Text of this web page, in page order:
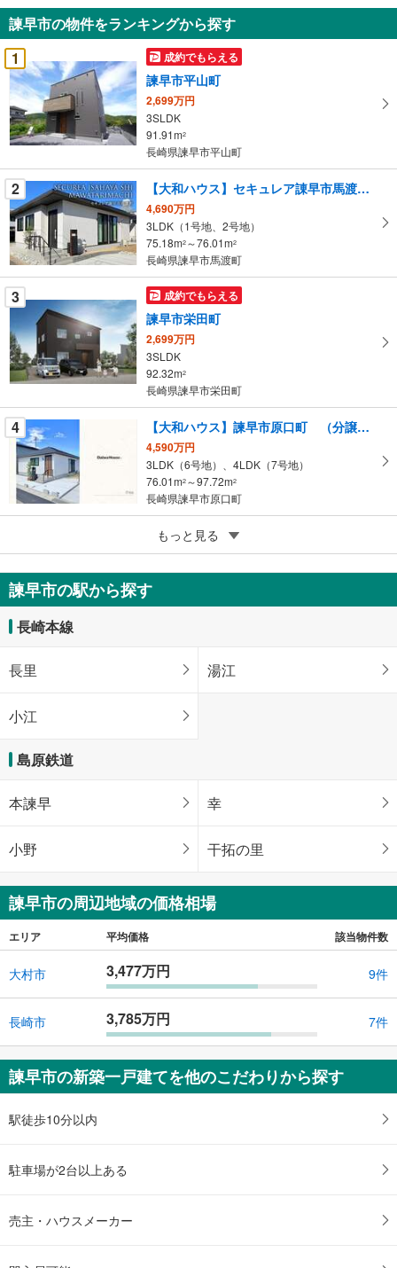
知
を
受
け
取
る
・
条
件
を
マ
イ
ペ
ー
ジ
に
保
存
す
る
諫早市の物件をランキングから探す
1
成約でもらえる
諫早市平山町
2,699万円
3SLDK
91.91m2
長崎県諫早市平山町
2 【大和ハウス】セキュレア諌早市馬渡町（分譲住宅）
4,690万円
3LDK（1号地、2号地）
75.18m2 ～76.01m2
長崎県諫早市馬渡町
3 成約でもらえる
諫早市栄田町
2,699万円
3SLDK
92.32m2
長崎県諫早市栄田町
4 【大和ハウス】諫早市原口町 （分譲住宅）
4,590万円
3LDK（6号地）、4LDK（7号地）
76.01m2 ～97.72m2
長崎県諫早市原口町
成約でもらえる
諫早市八天町
2,799万円
3LDK
76.98m
もっと見る
諫早市の駅から探す
長崎本線
長里 湯江
小江
島原鉄道
本諫早 幸
小野 干拓の里
諫早市の周辺地域の価格相場
エリア 平均価格 該当物件数
大村市 3,477万円 9件
長崎市 3,785万円 7件
諫早市の新築一戸建てを他のこだわりから探す
駅徒歩10分以内
駐車場が2台以上ある
売主・ハウスメーカー